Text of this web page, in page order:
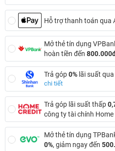
Hỗ trợ thanh toán qua
Mở thẻ tín dụng
hoàn tiền đến
Trả góp0% lãi suất
chi tiết
Trả góp lãi suất thấp
công ty tài chính Home
Mở thẻ tín dụng
0%, giảm ngay đến